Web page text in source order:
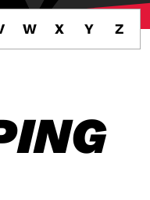
W X Y Z